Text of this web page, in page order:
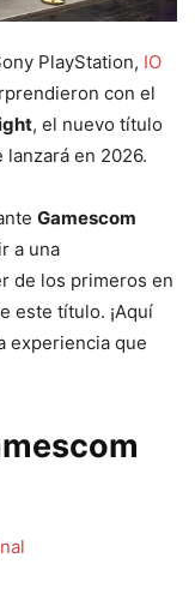
PlayStation, IO
con el
, el nuevo título
en 2026.
Gamescom
a una
de los primeros en
este título. ¡Aquí
experiencia que